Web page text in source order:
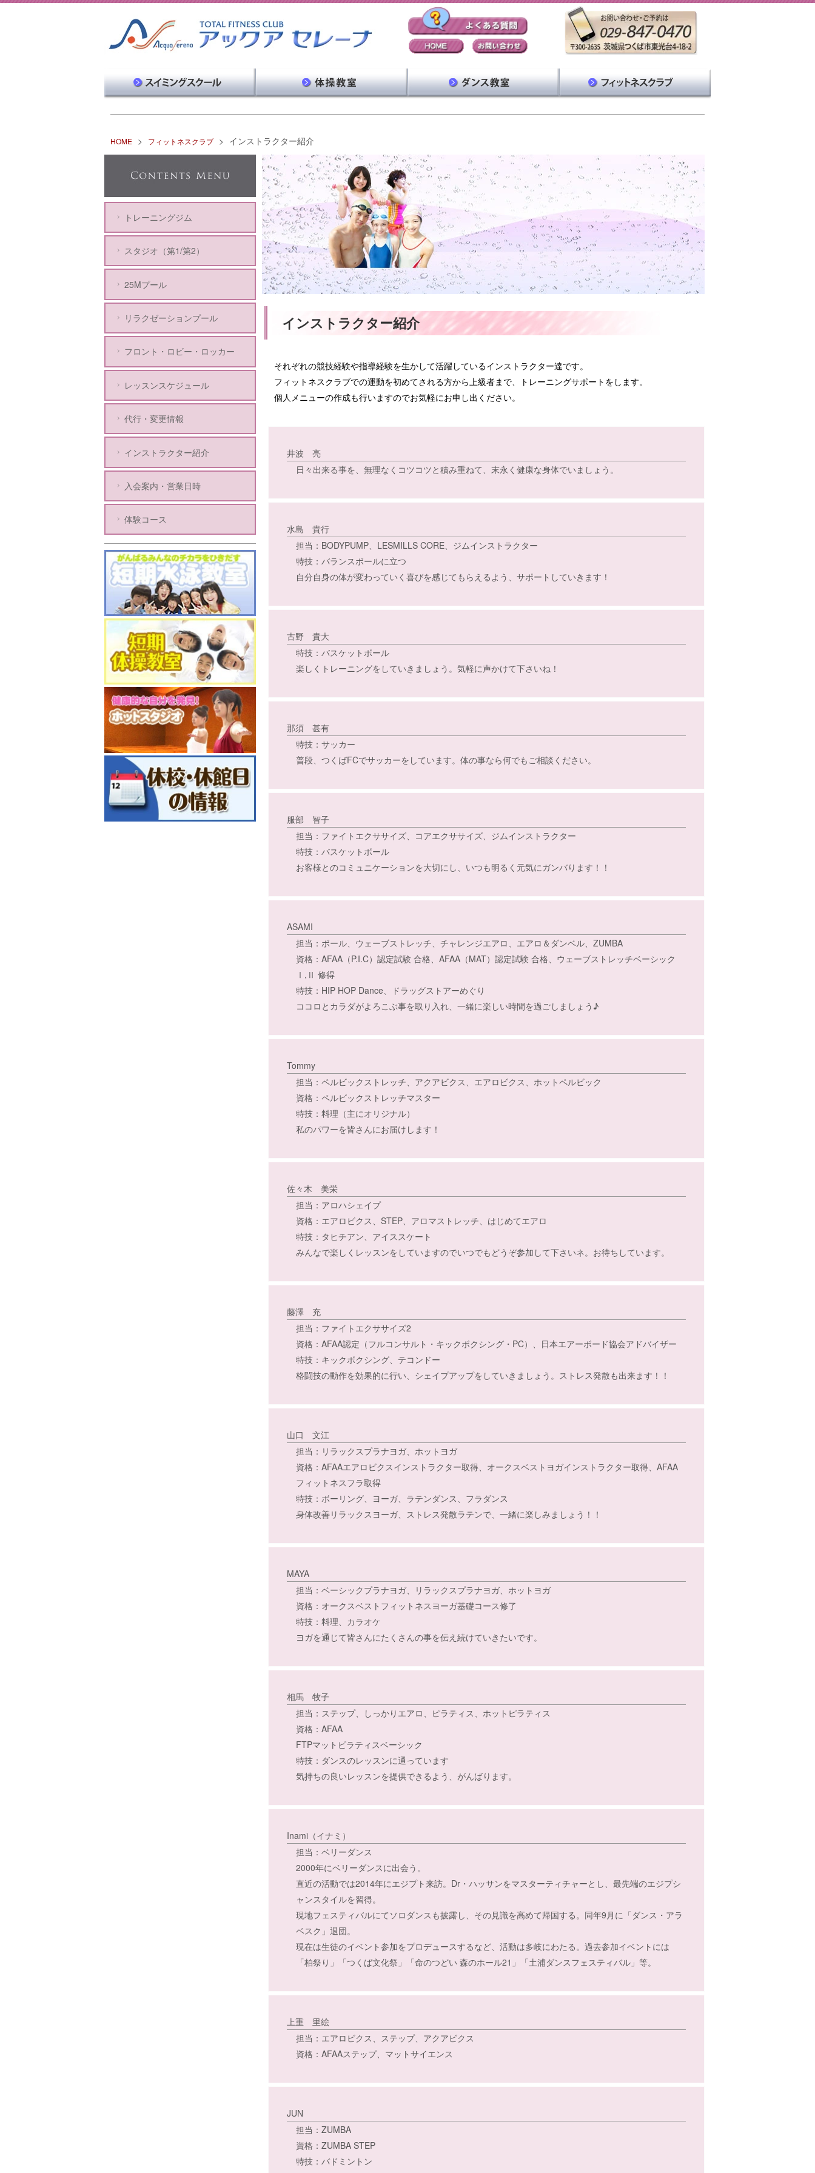
HOME > フィットネスクラブ > インストラクター紹介
インストラクター紹介
それぞれの競技経験や指導経験を生かして活躍しているインストラクター達です。
フィットネスクラブでの運動を初めてされる方から上級者まで、
トレーニングサポートをします。
個人メニューの作成も行いますのでお気軽にお申し出ください。
井波 亮
日々出来る事を、無理なくコツコツと積み重ねて、末永く健康な身体でいましょう。
水島 貴行
担当：BODYPUMP、LESMILLS CORE、ジムインストラクター
特技：バランスボールに立つ
自分自身の体が変わっていく喜びを感じてもらえるよう、サポートしていきます！
古野 貴大
特技：バスケットボール
楽しくトレーニングをしていきましょう。気軽に声かけて下さいね！
那須 甚有
特技：サッカー
普段、つくばFCでサッカーをしています。体の事なら何でもご相談ください。
服部 智子
担当：ファイトエクササイズ、コアエクササイズ、ジムインストラクター
特技：バスケットボール
お客様とのコミュニケーションを大切にし、いつも明るく元気にガンバります！！
ASAMI
担当：ボール、ウェーブストレッチ、チャレンジエアロ、エアロ＆ダンベル、ZUMBA
資格：AFAA（P.I.C）認定試験 合格、AFAA（MAT）認定試験 合格、ウェーブストレッチベーシック
Ⅰ,Ⅱ 修得
特技：HIP HOP Dance、ドラッグストアーめぐり
ココロとカラダがよろこぶ事を取り入れ、一緒に楽しい時間を過ごしましょう♪
Tommy
担当：ペルビックストレッチ、アクアビクス、エアロビクス、ホットペルビック
資格：ペルビックストレッチマスター
特技：料理（主にオリジナル）
私のパワーを皆さんにお届けします！
佐々木 美栄
担当：アロハシェイプ
資格：エアロビクス、STEP、アロマストレッチ、はじめてエアロ
特技：タヒチアン、アイススケート
みんなで楽しくレッスンをしていますのでいつでもどうぞ参加して下さいネ。お待ちしています。
藤澤 充
担当：ファイトエクササイズ2
資格：AFAA認定（フルコンサルト・キックボクシング・PC）、日本エアーボード協会アドバイザー
特技：キックボクシング、テコンドー
格闘技の動作を効果的に行い、シェイプアップをしていきましょう。ストレス発散も出来ます！！
山口 文江
担当：リラックスプラナヨガ、ホットヨガ
資格：AFAAエアロビクスインストラクター取得、オークスベストヨガインストラクター取得、AFAA
フィットネスフラ取得
特技：ボーリング、ヨーガ、ラテンダンス、フラダンス
身体改善リラックスヨーガ、ストレス発散ラテンで、一緒に楽しみましょう！！
MAYA
担当：ベーシックプラナヨガ、リラックスプラナヨガ、ホットヨガ
資格：オークスベストフィットネスヨーガ基礎コース修了
特技：料理、カラオケ
ヨガを通じて皆さんにたくさんの事を伝え続けていきたいです。
相馬 牧子
担当：ステップ、しっかりエアロ、ピラティス、ホットピラティス
資格：AFAA
FTPマットピラティスベーシック
特技：ダンスのレッスンに通っています
気持ちの良いレッスンを提供できるよう、がんばります。
Inami（イナミ）
担当：ベリーダンス
2000年にベリーダンスに出会う。
直近の活動では2014年にエジプト来訪。Dr・ハッサンをマスターティチャーとし、最先端のエジプシ
ャンスタイルを習得。
現地フェスティバルにてソロダンスも披露し、その見識を高めて帰国する。同年9月に「ダンス・アラ
ベスク」退団。
現在は生徒のイベント参加をプロデュースするなど、活動は多岐にわたる。過去参加イベントには
「柏祭り」「つくば文化祭」「命のつどい 森のホール21」「土浦ダンスフェスティバル」等。
上重 里絵
担当：エアロビクス、ステップ、アクアビクス
資格：AFAAステップ、マットサイエンス
JUN
担当：ZUMBA
資格：ZUMBA STEP
特技：バドミントン
トレーニングジム
スタジオ（第1/第2）
25Mプール
リラクゼーションプール
フロント・ロビー・ロッカー
レッスンスケジュール
代行・変更情報
インストラクター紹介
入会案内・営業日時
体験コース